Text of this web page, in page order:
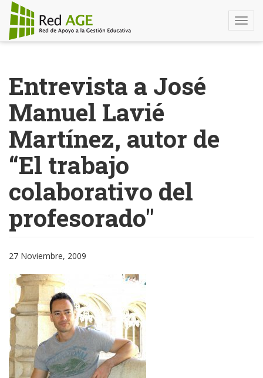
contenido
principal
Entrevista a José
Manuel Lavié
Martínez, autor de
“El trabajo
colaborativo del
profesorado"
27 Noviembre, 2009